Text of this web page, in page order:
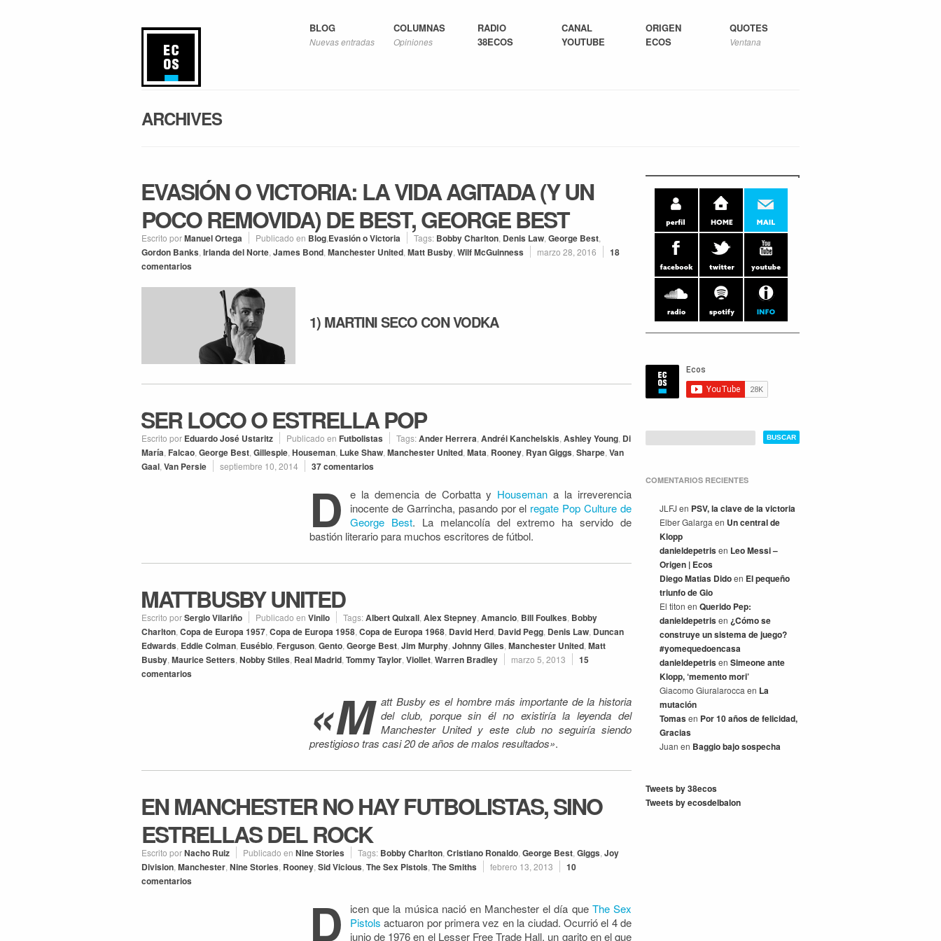
BLOG
Nuevas entradas
COLUMNAS
Opiniones
RADIO
38ECOS
CANAL
YOUTUBE
ORIGEN
ECOS
QUOTES
Ventana
ARCHIVES
EVASIÓN O VICTORIA: LA VIDA AGITADA (Y UN
POCO REMOVIDA) DE BEST, GEORGE BEST
Escrito porManuel Ortega Publicado en Blog,Evasión o Victoria Tags: Bobby Charlton, Denis Law, George Best,
Gordon Banks, Irlanda del Norte, James Bond, Manchester United, Matt Busby, Wilf McGuinness marzo 28, 2016
18
comentarios
1) MARTINI SECO CON VODKA
SER LOCO O ESTRELLA POP
Escrito por Eduardo José Ustaritz Publicado en Futbolistas Tags:Ander Herrera, Andréi Kanchelskis, Ashley Young, Di
María, Falcao, George Best, Gillespie, Houseman, Luke Shaw, Manchester United, Mata, Rooney, Ryan Giggs, Sharpe, Van
Gaal, Van Persie septiembre 10, 2014 37 comentarios
D e la demencia de Corbatta y Houseman a la irreverencia
inocente de Garrincha, pasando por el regate Pop Culture de
George Best. La melancolía del extremo ha servido de
bastión literario para muchos escritores de fútbol.
MATTBUSBY UNITED
Escrito porSergio Vilariño Publicado en Vinilo Tags:Albert Quixall, Alex Stepney, Amancio, Bill Foulkes, Bobby
Charlton, Copa de Europa 1957, Copa de Europa 1958, Copa de Europa 1968, David Herd, David Pegg, Denis Law, Duncan
Edwards, Eddie Colman, Eusébio, Ferguson, Gento, George Best, Jim Murphy, Johnny Giles, Manchester United, Matt
Busby, Maurice Setters, Nobby Stiles, Real Madrid, Tommy Taylor, Viollet, Warren Bradley marzo 5, 2013
15
comentarios
«M att Busby es el hombre más importante de la historia
del club, porque sin él no existiría la leyenda del
Manchester United y este club no seguiría siendo
prestigioso tras casi 20 de años de malos resultados».
EN MANCHESTER NO HAY FUTBOLISTAS, SINO
ESTRELLAS DEL ROCK
Escrito porNacho Ruiz Publicado en Nine Stories Tags: Bobby Charlton, Cristiano Ronaldo, George Best, Giggs, Joy
Division, Manchester, Nine Stories, Rooney, Sid Vicious, The Sex Pistols, The Smiths febrero 13, 2013
10
comentarios
D icen que la música nació en Manchester el día que The Sex
Pistols actuaron por primera vez en la ciudad. Ocurrió el 4 de
junio de 1976 en el Lesser Free Trade Hall, un garito en el que
COMENTARIOS RECIENTES
JLFJ en PSV, la clave de la victoria
Elber Galarga en Un central de
Klopp
danieldepetrisen Leo Messi –
Origen | Ecos
Diego Matias Didoen El pequeño
triunfo de Gio
El titon en Querido Pep:
danieldepetrisen ¿Cómo se
construye un sistema de juego?
#yomequedoencasa
danieldepetrisen Simeone ante
Klopp, ‘memento mori’
Giacomo Giuralarocca en La
mutación
Tomasen Por 10 años de felicidad,
Gracias
Juan en Baggio bajo sospecha
Tweets by 38ecos
Tweets by ecosdelbalon